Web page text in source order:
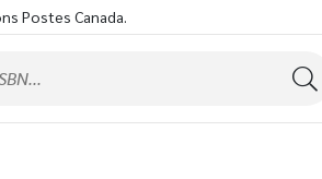
Postes Canada.